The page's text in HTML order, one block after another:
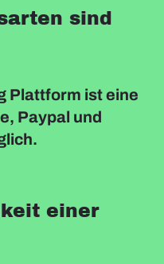
sind
Plattform ist eine
Paypal und
einer